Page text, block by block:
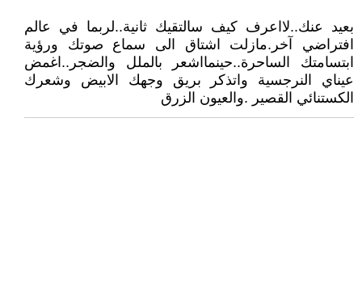
بعيد عنك..لااعرف كيف سالتقيك ثانية..لربما في عالم
افتراضي آخر.مازلت اشتاق الى سماع صوتك ورؤية
ابتسامتك الساحرة..حينمااشعر بالملل والضجر..اغمض
عيناي النرجسية واتذكر بريق وجهك الابيض وشعرك
الكستنائي القصير .والعيون الزرق